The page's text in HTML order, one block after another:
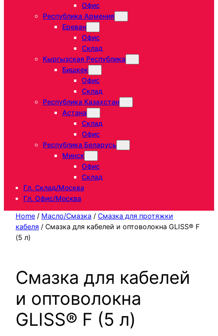
Офис
Республика Армения
Ереван
Офис
Склад
Кыргызская Республика
Бишкек
Офис
Склад
Республика Казахстан
Астана
Склад
Офис
Республика Беларусь
Минск
Офис
Склад
Гл. Склад/Москва
Гл. Офис/Москва
Home / Масло/Смазка / Смазка для протяжки
кабеля / Смазка для кабелей и оптоволокна GLISS® F
(5 л)
Смазка для кабелей
и оптоволокна
GLISS® F (5 л)